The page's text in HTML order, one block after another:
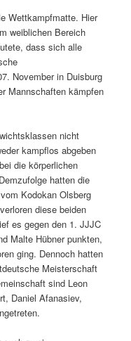
Wettkampfmatte. Hier
weiblichen Bereich
dass sich alle
November in Duisburg
Mannschaften kämpfen
nicht
kampflos abgeben
die körperlichen
hatten die
Kodokan Olsberg
diese beiden
es gegen den 1. JJJC
Malte Hübner punkten,
ging. Dennoch hatten
Meisterschaft
sind Leon
Daniel Afanasiev,